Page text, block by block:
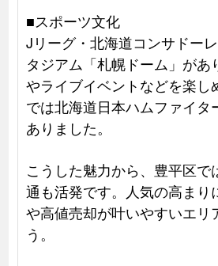
■スポーツ文化
Jリーグ・北海道コンサドー
タジアム「札幌ドーム」があ
やライブイベントなどを楽し
では北海道日本ハムファイタ
ありました。
こうした魅力から、豊平区で
通も活発です。人気の高まり
や高値売却が叶いやすいエリ
う。